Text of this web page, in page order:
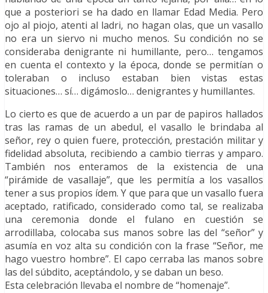
que a posteriori se ha dado en llamar Edad Media. Pero
ojo al piojo, atenti al ladri, no hagan olas, que un vasallo
no era un siervo ni mucho menos. Su condición no se
consideraba denigrante ni humillante, pero… tengamos
en cuenta el contexto y la época, donde se permitían o
toleraban o incluso estaban bien vistas estas
situaciones… sí… digámoslo… denigrantes y humillantes.
Lo cierto es que de acuerdo a un par de papiros hallados
tras las ramas de un abedul, el vasallo le brindaba al
señor, rey o quien fuere, protección, prestación militar y
fidelidad absoluta, recibiendo a cambio tierras y amparo.
También nos enteramos de la existencia de una
“pirámide de vasallaje”, que les permitía a los vasallos
tener a sus propios ídem. Y que para que un vasallo fuera
aceptado, ratificado, considerado como tal, se realizaba
una ceremonia donde el fulano en cuestión se
arrodillaba, colocaba sus manos sobre las del “señor” y
asumía en voz alta su condición con la frase “Señor, me
hago vuestro hombre”. El capo cerraba las manos sobre
las del súbdito, aceptándolo, y se daban un beso.
Esta celebración llevaba el nombre de “homenaje”.